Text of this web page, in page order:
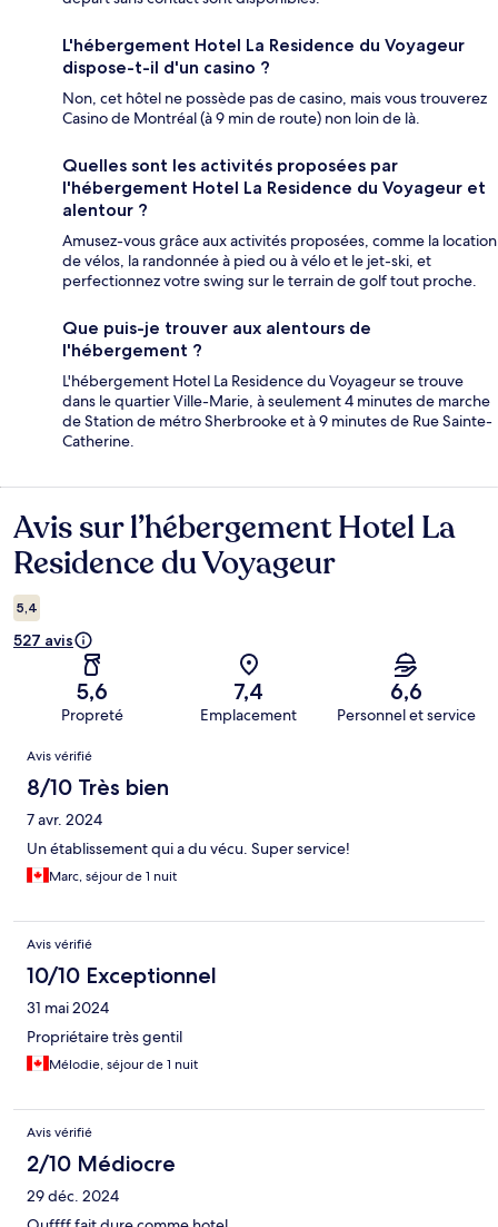
L'hébergement Hotel La Residence du Voyageur
dispose-t-il d'un casino ?
Non, cet hôtel ne possède pas de casino, mais vous trouverez
Casino de Montréal (à 9 min de route) non loin de là.
Quelles sont les activités proposées par
l'hébergement Hotel La Residence du Voyageur et
alentour ?
Amusez-vous grâce aux activités proposées, comme la location
de vélos, la randonnée à pied ou à vélo et le jet-ski, et
perfectionnez votre swing sur le terrain de golf tout proche.
Que puis-je trouver aux alentours de
l'hébergement ?
L'hébergement Hotel La Residence du Voyageur se trouve
dans le quartier Ville-Marie, à seulement 4 minutes de marche
de Station de métro Sherbrooke et à 9 minutes de Rue Sainte-
Catherine.
Avis
Avis sur l’hébergement Hotel La
Residence du Voyageur
5,4
527 avis
5,6
Propreté
7,4
Emplacement
6,6
Personnel et service
Avis
Avis vérifié
8/10 Très bien
7 avr. 2024
Un établissement qui a du vécu. Super service!
Marc, séjour de 1 nuit
Avis vérifié
10/10 Exceptionnel
31 mai 2024
Propriétaire très gentil
Mélodie, séjour de 1 nuit
Avis vérifié
2/10 Médiocre
29 déc. 2024